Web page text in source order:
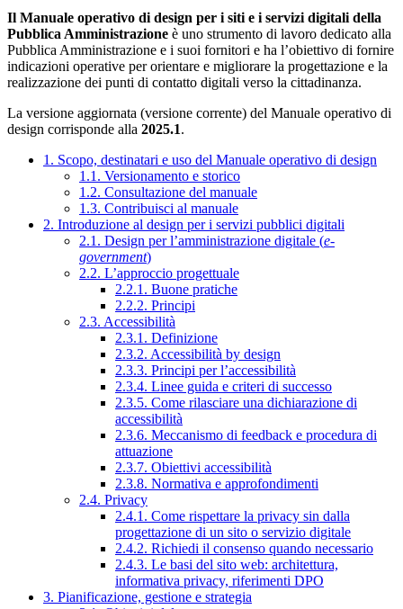
Il Manuale operativo di design per i siti e i servizi digitali della
Pubblica Amministrazione è uno strumento di lavoro dedicato alla
Pubblica Amministrazione e i suoi fornitori e ha l’obiettivo di fornire
indicazioni operative per orientare e migliorare la progettazione e la
realizzazione dei punti di contatto digitali verso la cittadinanza.
La versione aggiornata (versione corrente) del Manuale operativo di
design corrisponde alla 2025.1.
1. Scopo, destinatari e uso del Manuale operativo di design
1.1. Versionamento e storico
1.2. Consultazione del manuale
1.3. Contribuisci al manuale
2. Introduzione al design per i servizi pubblici digitali
2.1. Design per l’amministrazione digitale (e-
government)
2.2. L’approccio progettuale
2.2.1. Buone pratiche
2.2.2. Principi
2.3. Accessibilità
2.3.1. Definizione
2.3.2. Accessibilità by design
2.3.3. Principi per l’accessibilità
2.3.4. Linee guida e criteri di successo
2.3.5. Come rilasciare una dichiarazione di
accessibilità
2.3.6. Meccanismo di feedback e procedura di
attuazione
2.3.7. Obiettivi accessibilità
2.3.8. Normativa e approfondimenti
2.4. Privacy
2.4.1. Come rispettare la privacy sin dalla
progettazione di un sito o servizio digitale
2.4.2. Richiedi il consenso quando necessario
2.4.3. Le basi del sito web: architettura,
informativa privacy, riferimenti DPO
3. Pianificazione, gestione e strategia